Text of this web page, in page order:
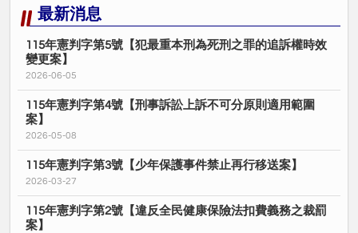
最新消息
115年憲判字第5號【犯最重本刑為死刑之罪的追訴權時效
變更案】
2026-06-05
115年憲判字第4號【刑事訴訟上訴不可分原則適用範圍
案】
2026-05-08
115年憲判字第3號【少年保護事件禁止再行移送案】
2026-03-27
115年憲判字第2號【違反全民健康保險法扣費義務之裁罰
案】